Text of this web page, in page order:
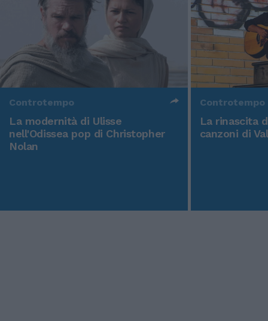
Controtempo
La modernità di Ulisse
nell'Odissea pop di Christopher
Nolan
Controtempo
La rinascita
canzoni di